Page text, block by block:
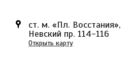
ст. м. «Пл. Восстания»,
Невский пр. 114-116
Открыть карту